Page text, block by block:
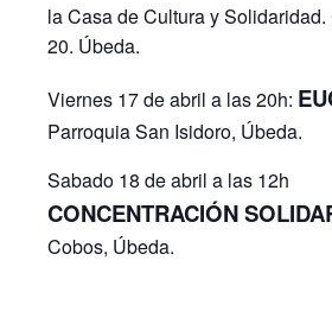
la Casa de Cultura y
20. Úbeda.
Viernes 17 de abril a las 20h:
Parroquia San Isidoro, Úbeda.
Sabado 18 de abril a las 12h
CONCENTRACIÓN
Cobos, Úbeda.